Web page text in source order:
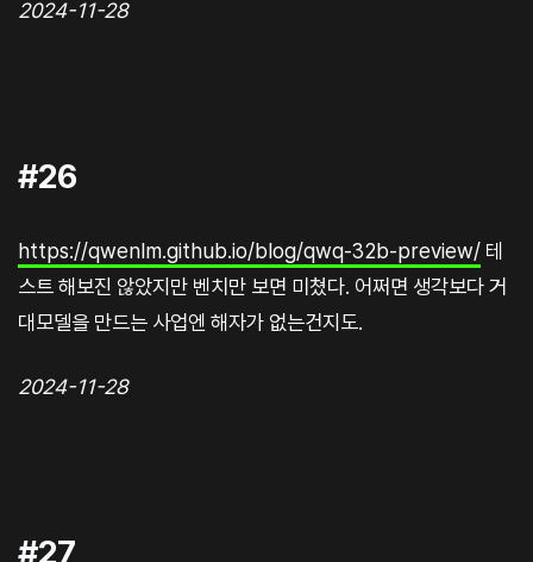
2024-11-28
#26
https://qwenlm.github.io/blog/qwq-32b-preview/ 테
스트 해보진 않았지만 벤치만 보면 미쳤다. 어쩌면 생각보다 거
대모델을 만드는 사업엔 해자가 없는건지도.
2024-11-28
#27